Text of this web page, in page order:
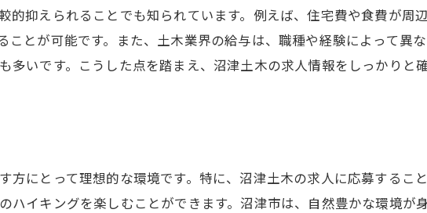
的な職場満足度を高める方法
の価値観に合わせた働き方の提案
社会と連携したプロジェクトの可能性
抑えられることでも知られています。例えば、住宅費や食費が周
とが可能です。また、土木業界の給与は、職種や経験によって異
多いです。こうした点を踏まえ、沼津土木の求人情報をしっかりと
方にとって理想的な環境です。特に、沼津土木の求人に応募するこ
ハイキングを楽しむことができます。沼津市は、自然豊かな環境が